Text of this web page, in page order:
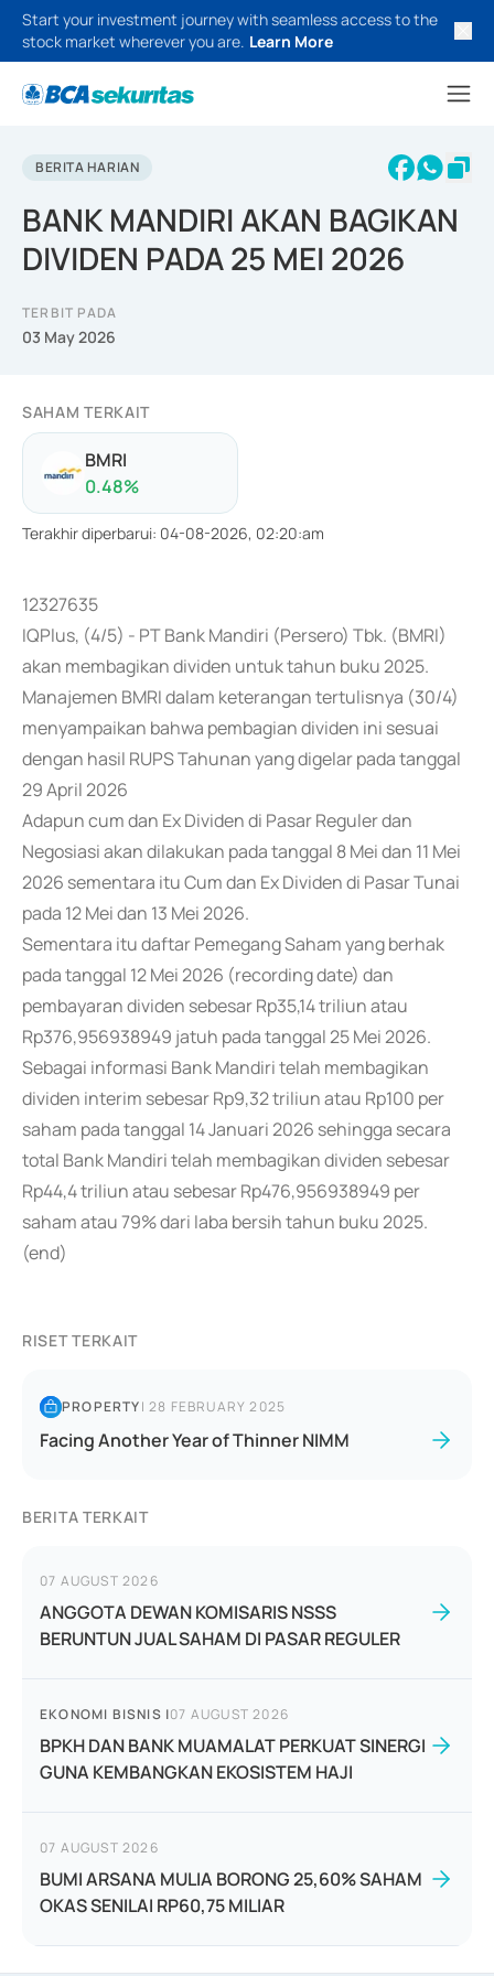
Start your investment journey with seamless access to the
stock market wherever you are. Learn More
BERITA HARIAN
BANK MANDIRI AKAN BAGIKAN
DIVIDEN PADA 25 MEI 2026
TERBIT PADA
03 May 2026
SAHAM TERKAIT
BMRI
0.48%
Terakhir diperbarui: 04-08-2026, 02:20:am
12327635
IQPlus, (4/5) - PT Bank Mandiri (Persero) Tbk. (BMRI)
akan membagikan dividen untuk tahun buku 2025.
Manajemen BMRI dalam keterangan tertulisnya (30/4)
menyampaikan bahwa pembagian dividen ini sesuai
dengan hasil RUPS Tahunan yang digelar pada tanggal
29 April 2026
Adapun cum dan Ex Dividen di Pasar Reguler dan
Negosiasi akan dilakukan pada tanggal 8 Mei dan 11 Mei
2026 sementara itu Cum dan Ex Dividen di Pasar Tunai
pada 12 Mei dan 13 Mei 2026.
Sementara itu daftar Pemegang Saham yang berhak
pada tanggal 12 Mei 2026 (recording date) dan
pembayaran dividen sebesar Rp35,14 triliun atau
Rp376,956938949 jatuh pada tanggal 25 Mei 2026.
Sebagai informasi Bank Mandiri telah membagikan
dividen interim sebesar Rp9,32 triliun atau Rp100 per
saham pada tanggal 14 Januari 2026 sehingga secara
total Bank Mandiri telah membagikan dividen sebesar
Rp44,4 triliun atau sebesar Rp476,956938949 per
saham atau 79% dari laba bersih tahun buku 2025.
(end)
RISET TERKAIT
PROPERTY|28 FEBRUARY 2025
Facing Another Year of Thinner NIMM
BERITA TERKAIT
07 AUGUST 2026
ANGGOTA DEWAN KOMISARIS NSSS
BERUNTUN JUAL SAHAM DI PASAR REGULER
EKONOMI BISNIS |07 AUGUST 2026
BPKH DAN BANK MUAMALAT PERKUAT SINERGI
GUNA KEMBANGKAN EKOSISTEM HAJI
07 AUGUST 2026
BUMI ARSANA MULIA BORONG 25,60% SAHAM
OKAS SENILAI RP60,75 MILIAR